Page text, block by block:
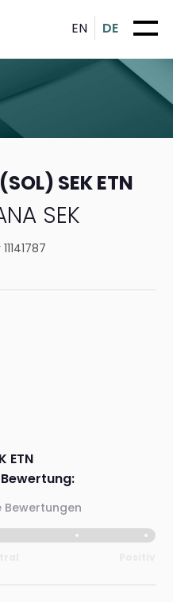
EN DE
SEK ETN
SEK
ETN
Bewertungen